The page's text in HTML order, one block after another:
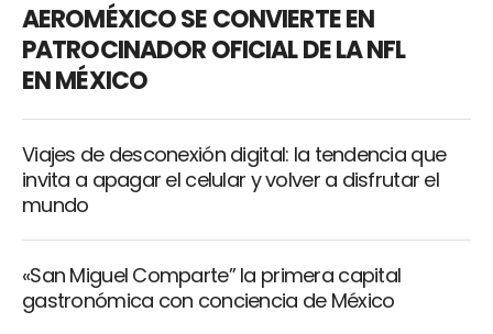
AEROMÉXICO SE CONVIERTE EN
PATROCINADOR OFICIAL DE LA NFL
EN MÉXICO
Viajes de desconexión digital: la tendencia que
invita a apagar el celular y volver a disfrutar el
mundo
«San Miguel Comparte” la primera capital
gastronómica con conciencia de México